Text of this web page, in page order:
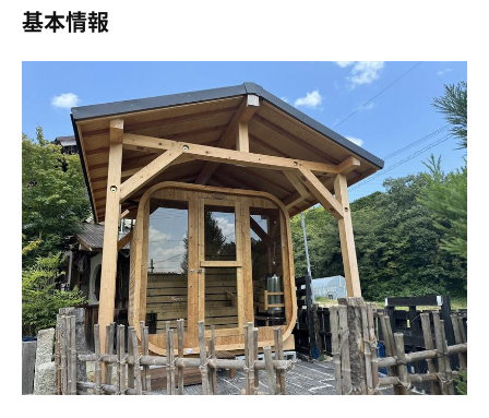
す。ひな壇は2段あり、上段で約90℃で楽しみました。最
に広がる里山の風景を楽しめること。時にはコウノトリが
飛ぶ姿を眺めることもできます。心身ともにリフレッシュ
するには最高の環境です。
【1セット目】
サウナ: 8分（上段）
水風呂: 氷で冷やされた適温の水風呂、1.5分
休憩: 10分（外気浴、昼間はセミの声をBGMに）
【2セット目】
サウナ: 9分（上段）
水風呂: 氷で冷やされた適温の水風呂、1.5分
休憩: 15分（外気浴、夜は虫の音を聴きながら）
・
・
基本情報